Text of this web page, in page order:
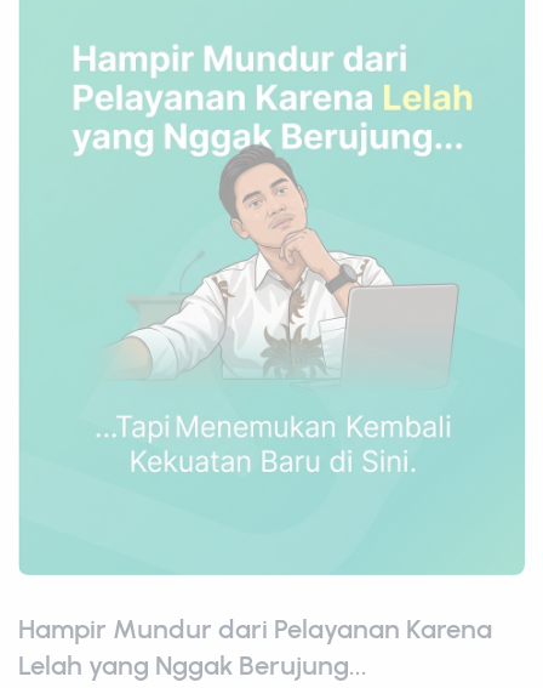
Hampir Mundur dari Pelayanan Karena
Lelah yang Nggak Berujung...